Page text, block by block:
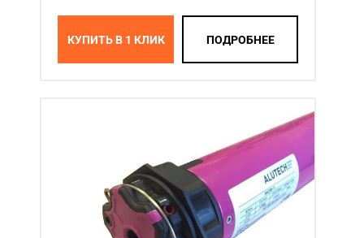
КУПИТЬ В 1 КЛИК ПОДРОБНЕЕ